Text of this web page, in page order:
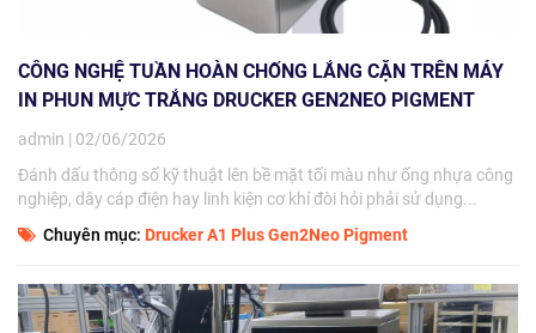
CÔNG NGHỆ TUẦN HOÀN CHỐNG LẮNG CẶN TRÊN MÁY
IN PHUN MỰC TRẮNG DRUCKER GEN2NEO PIGMENT
admin | 02/06/2026
Đánh dấu thông số kỹ thuật lên bề mặt tối màu như ống nhựa công
nghiệp, dây cáp điện hay linh kiện cơ khí đòi hỏi phải sử dụng...
Chuyên mục: Drucker A1 Plus Gen2Neo Pigment